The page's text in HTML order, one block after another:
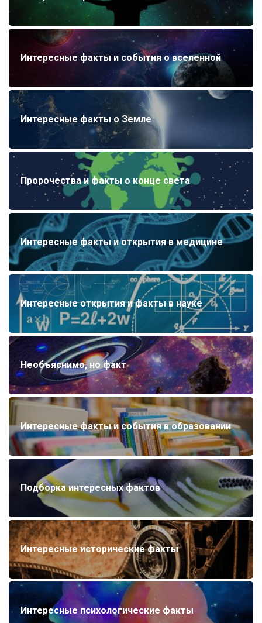
Интересные факты и события о вселенной
Интересные факты о Земле
Пророчества и факты о конце света
Интересные факты и открытия в медицине
Интересные открытия и факты в науке
Необъяснимо, но факт
Интересные факты и события в образовании
Подборка интересных фактов
Интересные исторические факты
Интересные психологические факты